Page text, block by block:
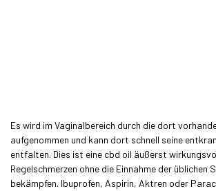
Es wird im Vaginalbereich durch die dort
aufgenommen und kann dort schnell seine
entfalten. Dies ist eine cbd oil äußerst
Regelschmerzen ohne die Einnahme der üblichen
bekämpfen. Ibuprofen, Aspirin, Aktren oder